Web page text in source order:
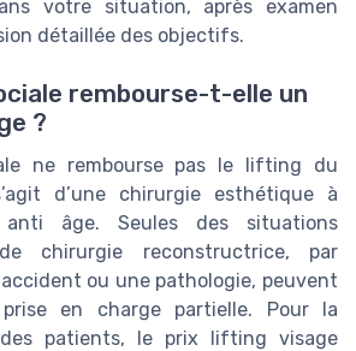
votre situation, après examen
détaillée des objectifs.
rembourse-t-elle un
?
ne rembourse pas le lifting du
d’une chirurgie esthétique à
anti âge. Seules des situations
chirurgie reconstructrice, par
ou une pathologie, peuvent
prise en charge partielle. Pour la
patients, le prix lifting visage